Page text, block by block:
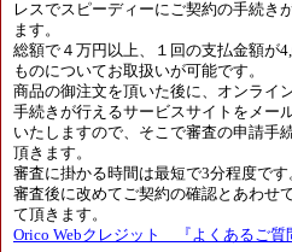
レスでスピーディーにご契約の手続き
ます。
総額で４万円以上、１回の支払金額が
ものについてお取扱いが可能です。
商品の御注文を頂いた後に、オンライ
手続きが行えるサービスサイトをメー
いたしますので、そこで審査の申請手
頂きます。
審査に掛かる時間は最短で3分程度です
審査後に改めてご契約の確認とあわせ
て頂きます。
Orico Webクレジット 『よくあるご質